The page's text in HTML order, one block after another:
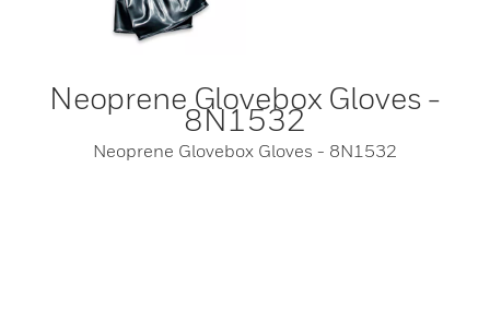
Neoprene Glovebox Gloves -
8N1532
Neoprene Glovebox Gloves - 8N1532